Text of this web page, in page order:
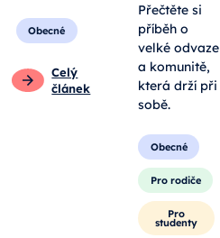
Obecné
Celý
článek
Přečtěte si
příběh o
velké odvaze
a komunitě,
která drží při
sobě.
Obecné
Pro rodiče
Pro
studenty